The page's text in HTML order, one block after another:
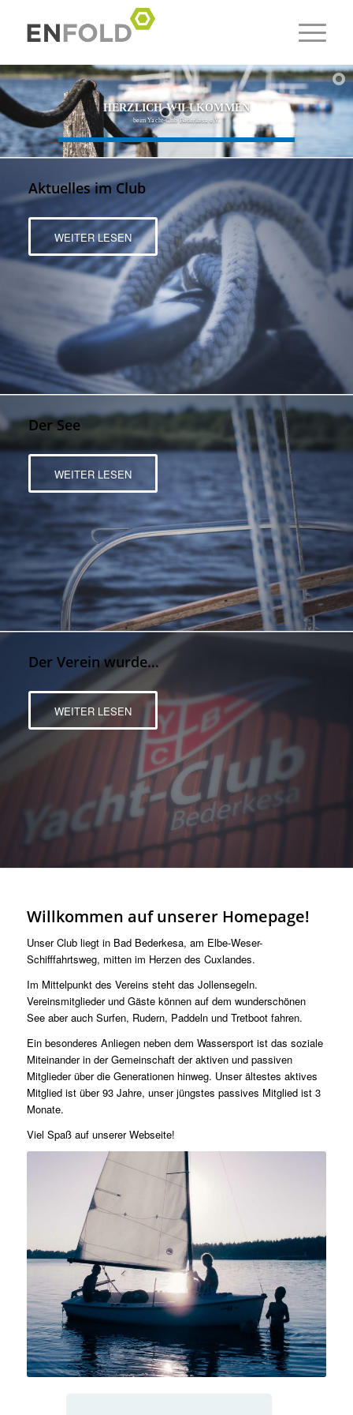
HERZLICH WILLKOMMEN
beim Yacht-Club Bederkesa e.V.
Aktuelles im Club
WEITER LESEN
Der See
WEITER LESEN
Der Verein wurde…
WEITER LESEN
Willkommen auf unserer Homepage!
Unser Club liegt in Bad Bederkesa, am Elbe-Weser-
Schifffahrtsweg, mitten im Herzen des Cuxlandes.
Im Mittelpunkt des Vereins steht das Jollensegeln.
Vereinsmitglieder und Gäste können auf dem wunderschönen
See aber auch Surfen, Rudern, Paddeln und Tretboot fahren.
Ein besonderes Anliegen neben dem Wassersport ist das soziale
Miteinander in der Gemeinschaft der aktiven und passiven
Mitglieder über die Generationen hinweg. Unser ältestes aktives
Mitglied ist über 93 Jahre, unser jüngstes passives Mitglied ist 3
Monate.
Viel Spaß auf unserer Webseite!